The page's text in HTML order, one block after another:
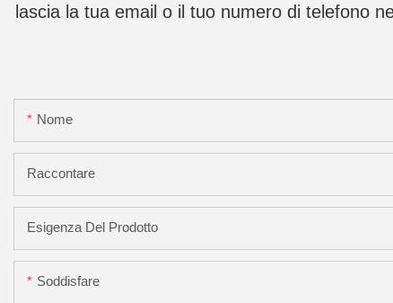
lascia la tua email o il tuo numero di telefono
Nome
Raccontare
Esigenza Del Prodotto
Soddisfare